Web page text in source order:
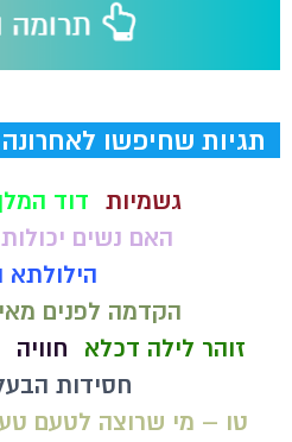
תגיות שחיפשו לאחרונה
גשמיות דוד
האם נשים
הקדמה לפנים
זוהר לילה דכלא
חוויה
חסידות
טו – מי שרוצה לטעם